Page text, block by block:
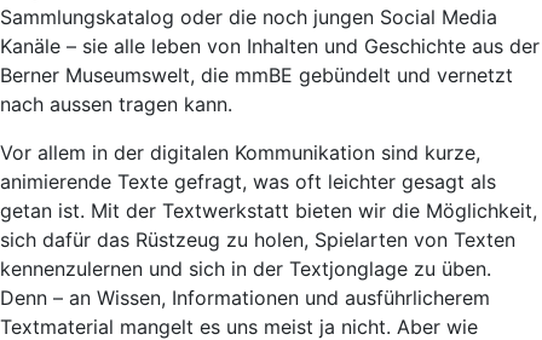
Sammlungskatalog oder die noch jungen Social Media
Kanäle – sie alle leben von Inhalten und Geschichte aus der
Berner Museumswelt, die mmBE gebündelt und vernetzt
nach aussen tragen kann.
Vor allem in der digitalen Kommunikation sind kurze,
animierende Texte gefragt, was oft leichter gesagt als
getan ist. Mit der Textwerkstatt bieten wir die Möglichkeit,
sich dafür das Rüstzeug zu holen, Spielarten von Texten
kennenzulernen und sich in der Textjonglage zu üben.
Denn – an Wissen, Informationen und ausführlicherem
Textmaterial mangelt es uns meist ja nicht. Aber wie